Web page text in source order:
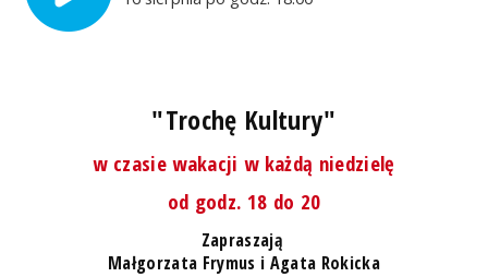
"Trochę Kultury"
w czasie wakacji w każdą niedzielę
od godz. 18 do 20
Zapraszają
Małgorzata Frymus i Agata Rokicka